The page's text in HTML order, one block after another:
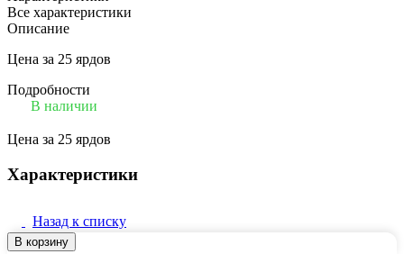
Все характеристики
Описание
Цена за 25 ярдов
Подробности
В наличии
Цена за 25 ярдов
Характеристики
Назад к списку
В корзину